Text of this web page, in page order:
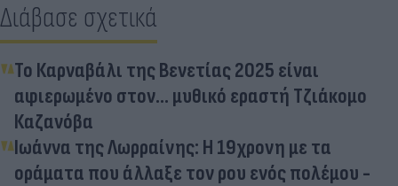
Διάβασε σχετικά
Το Καρναβάλι της Βενετίας 2025 είναι
αφιερωμένο στον... μυθικό εραστή Τζιάκομο
Καζανόβα
Ιωάννα της Λωρραίνης: Η 19χρονη με τα
οράματα που άλλαξε τον ρου ενός πολέμου -